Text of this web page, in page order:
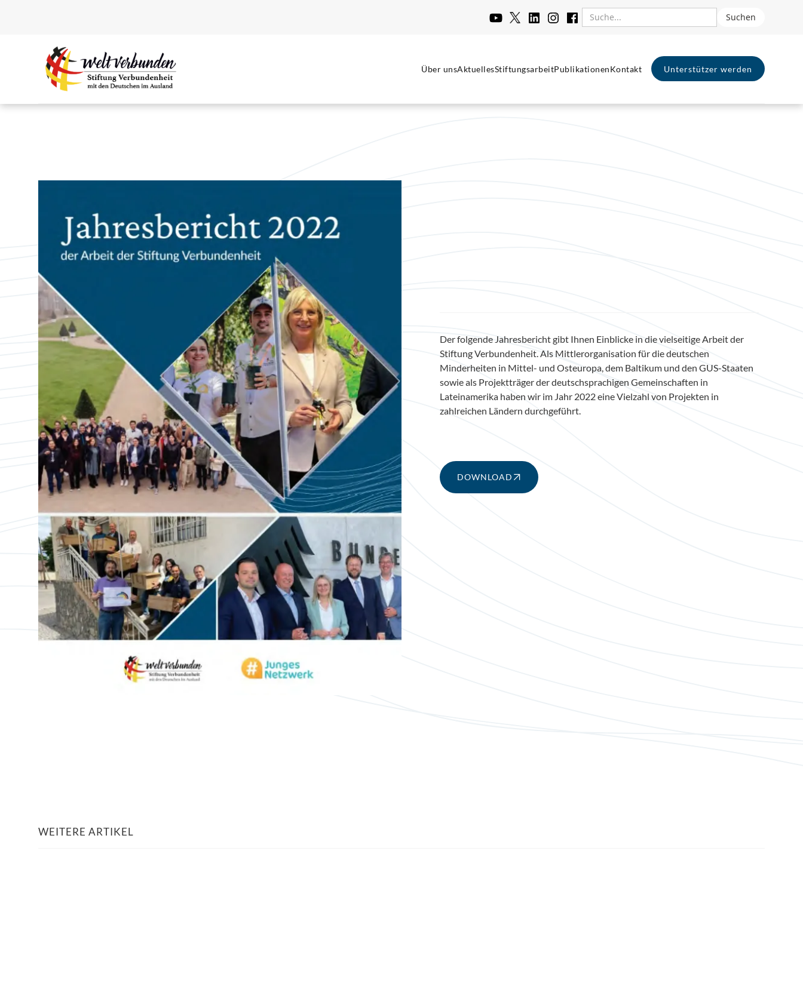
Über unsAktuellesStiftungsarbeitPublikationenKontakt Unterstützer werden
Der folgende Jahresbericht gibt Ihnen Einblicke in die vielseitige Arbeit der
Stiftung Verbundenheit. Als Mittlerorganisation für die deutschen
Minderheiten in Mittel- und Osteuropa, dem Baltikum und den GUS-Staaten
sowie als Projektträger der deutschsprachigen Gemeinschaften in
Lateinamerika haben wir im Jahr 2022 eine Vielzahl von Projekten in
zahlreichen Ländern durchgeführt.
DOWNLOAD
WEITERE ARTIKEL